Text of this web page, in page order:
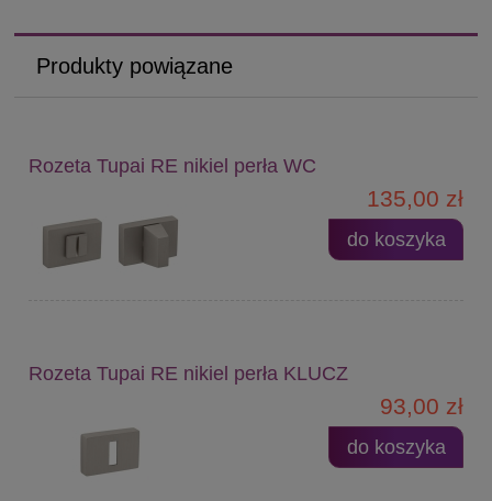
Produkty powiązane
Rozeta Tupai RE nikiel perła WC
135,00 zł
do koszyka
Rozeta Tupai RE nikiel perła KLUCZ
93,00 zł
do koszyka